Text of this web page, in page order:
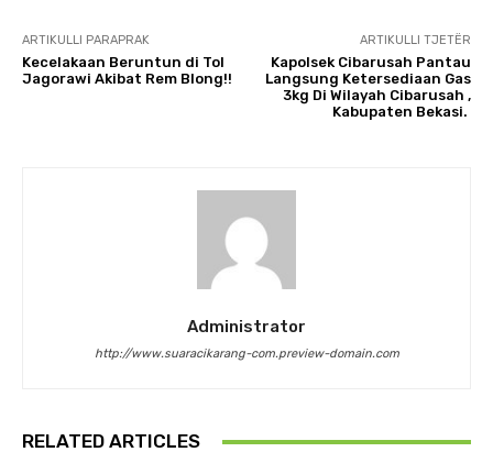
ARTIKULLI PARAPRAK
Kecelakaan Beruntun di Tol
Jagorawi Akibat Rem Blong!!
ARTIKULLI TJETËR
Kapolsek Cibarusah Pantau
Langsung Ketersediaan Gas
3kg Di Wilayah Cibarusah ,
Kabupaten Bekasi.
Administrator
http://www.suaracikarang-com.preview-domain.com
RELATED ARTICLES